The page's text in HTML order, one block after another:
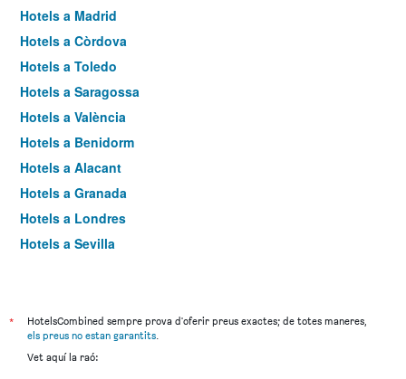
Hotels a Madrid
Hotels a Còrdova
Hotels a Toledo
Hotels a Saragossa
Hotels a València
Hotels a Benidorm
Hotels a Alacant
Hotels a Granada
Hotels a Londres
Hotels a Sevilla
*
HotelsCombined sempre prova d'oferir preus exactes; de totes maneres,
els preus no estan garantits.
Vet aquí la raó: